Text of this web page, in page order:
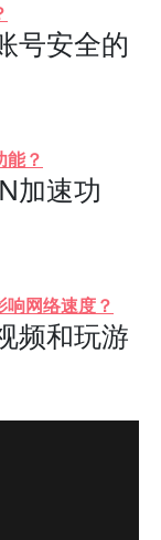
号安全的
能？
加速功
网络速度？
频和玩游